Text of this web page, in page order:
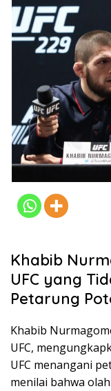
Khabib
UFC yang
Petarung
Khabib
UFC,
UFC menangani
menilai bahwa